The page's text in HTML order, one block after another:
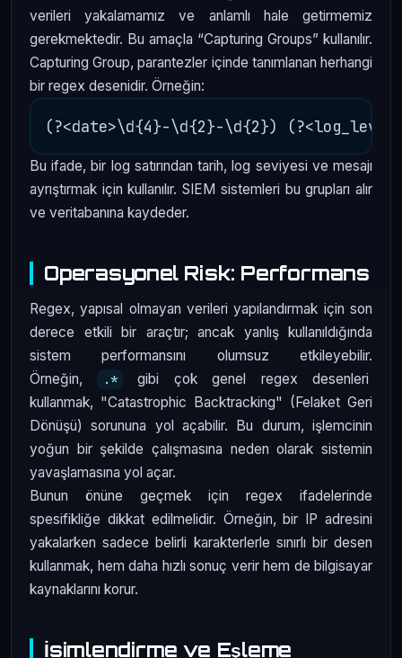
verileri yakalamamız ve anlamlı hale getirmemiz
gerekmektedir. Bu amaçla “Capturing Groups” kullanılır.
Capturing Group, parantezler içinde tanımlanan herhangi
bir regex desenidir. Örneğin:
Bu ifade, bir log satırından tarih, log seviyesi ve mesajı
ayrıştırmak için kullanılır. SIEM sistemleri bu grupları alır
ve veritabanına kaydeder.
Operasyonel Risk: Performans
Regex, yapısal olmayan verileri yapılandırmak için son
derece etkili bir araçtır; ancak yanlış kullanıldığında
sistem performansını olumsuz etkileyebilir.
Örneğin,
.*
gibi çok genel regex desenleri
kullanmak, "Catastrophic Backtracking" (Felaket Geri
Dönüşü) sorununa yol açabilir. Bu durum, işlemcinin
yoğun bir şekilde çalışmasına neden olarak sistemin
yavaşlamasına yol açar.
Bunun önüne geçmek için regex ifadelerinde
spesifikliğe dikkat edilmelidir. Örneğin, bir IP adresini
yakalarken sadece belirli karakterlerle sınırlı bir desen
kullanmak, hem daha hızlı sonuç verir hem de bilgisayar
kaynaklarını korur.
İsimlendirme ve Eşleme